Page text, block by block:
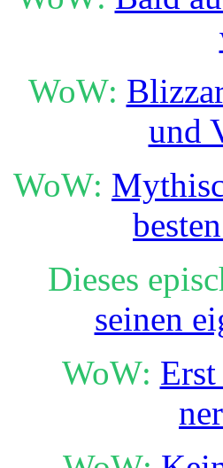
WoW:
und
WoW:
Dieses
seinen
WoW: